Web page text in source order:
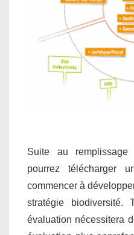
Suite au
pourrez télécharger
commencer à
stratégie biodiversité.
évaluation nécessitera